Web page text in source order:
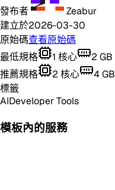
發布者
Zeabur
建立於2026-03-30
原始碼查看原始碼
最低規格
1 核心 2 GB
推薦規格
2 核心 4 GB
標籤
AIDeveloper Tools
模板內的服務